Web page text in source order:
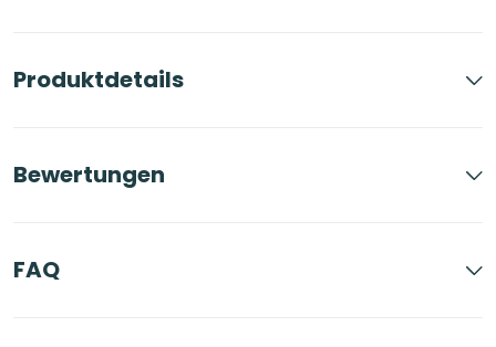
Produktdetails
Bewertungen
FAQ